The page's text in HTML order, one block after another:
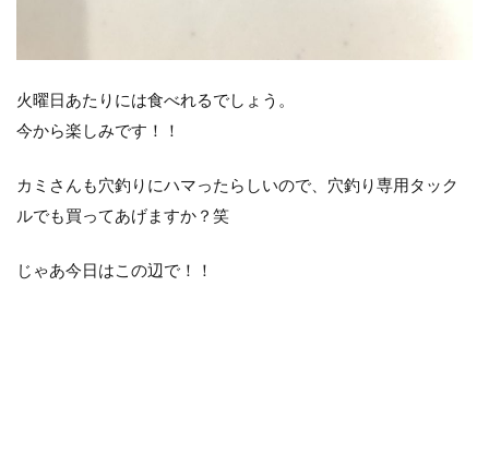
火曜日あたりには食べれるでしょう。
今から楽しみです！！
カミさんも穴釣りにハマったらしいので、穴釣り専用タック
ルでも買ってあげますか？笑
じゃあ今日はこの辺で！！